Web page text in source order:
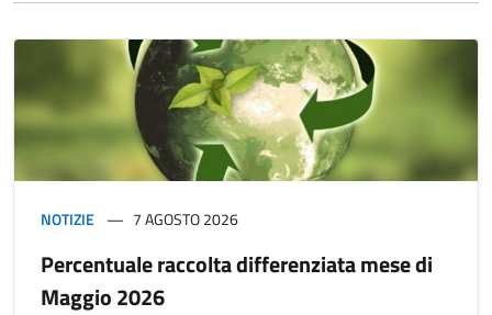
NOTIZIE 7 AGOSTO 2026
Percentuale raccolta differenziata mese di
Maggio 2026